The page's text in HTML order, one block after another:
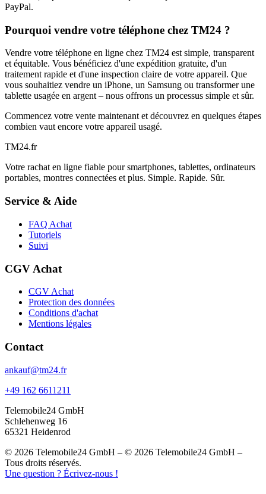
PayPal.
Pourquoi vendre votre téléphone chez TM24 ?
Vendre votre téléphone en ligne chez TM24 est simple, transparent
et équitable. Vous bénéficiez d'une expédition gratuite, d'un
traitement rapide et d'une inspection claire de votre appareil. Que
vous souhaitiez vendre un iPhone, un Samsung ou transformer une
tablette usagée en argent – nous offrons un processus simple et sûr.
Commencez votre vente maintenant et découvrez en quelques étapes
combien vaut encore votre appareil usagé.
TM24.fr
Votre rachat en ligne fiable pour smartphones, tablettes, ordinateurs
portables, montres connectées et plus. Simple. Rapide. Sûr.
Service & Aide
FAQ Achat
Tutoriels
Suivi
CGV Achat
CGV Achat
Protection des données
Conditions d'achat
Mentions légales
Contact
ankauf@tm24.fr
+49 162 6611211
Telemobile24 GmbH
Schlehenweg 16
65321 Heidenrod
© 2026 Telemobile24 GmbH – © 2026 Telemobile24 GmbH –
Tous droits réservés.
Une question ? Écrivez-nous !